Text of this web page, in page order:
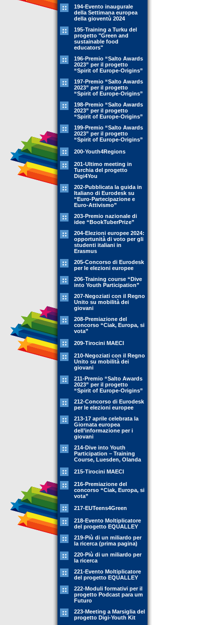
194-Evento inaugurale
della Settimana europea
della gioventù 2024
195-Training a Turku del
progetto "Green and
sustainable food
educators"
196-Premio “Salto Awards
2023” per il progetto
“Spirit of Europe-Origins”
197-Premio “Salto Awards
2023” per il progetto
“Spirit of Europe-Origins”
198-Premio “Salto Awards
2023” per il progetto
“Spirit of Europe-Origins”
199-Premio “Salto Awards
2023” per il progetto
“Spirit of Europe-Origins”
200-Youth4Regions
201-Ultimo meeting in
Turchia del progetto
Digi4You
202-Pubblicata la guida in
Italiano di Eurodesk su
“Euro-Partecipazione e
Euro-Attivismo”
203-Premio nazionale di
idee “BookTuberPrize”
204-Elezioni europee 2024:
opportunità di voto per gli
studenti italiani in
Erasmus
205-Concorso di Eurodesk
per le elezioni europee
206-Training course “Dive
into Youth Participation”
207-Negoziati con il Regno
Unito su mobilità dei
giovani
208-Premiazione del
concorso “Ciak, Europa, si
vota”
209-Tirocini MAECI
210-Negoziati con il Regno
Unito su mobilità dei
giovani
211-Premio “Salto Awards
2023” per il progetto
“Spirit of Europe-Origins”
212-Concorso di Eurodesk
per le elezioni europee
213-17 aprile celebrata la
Giornata europea
dell’informazione per i
giovani
214-Dive into Youth
Participation – Training
Course, Luesden, Olanda
215-Tirocini MAECI
216-Premiazione del
concorso “Ciak, Europa, si
vota”
217-EUTeens4Green
218-Evento Moltiplicatore
del progetto EQUALLEY
219-Più di un miliardo per
la ricerca (prima pagina)
220-Più di un miliardo per
la ricerca
221-Evento Moltiplicatore
del progetto EQUALLEY
222-Moduli formativi per il
progetto Podcast para um
Futuro
223-Meeting a Marsiglia del
progetto Digi-Youth Kit